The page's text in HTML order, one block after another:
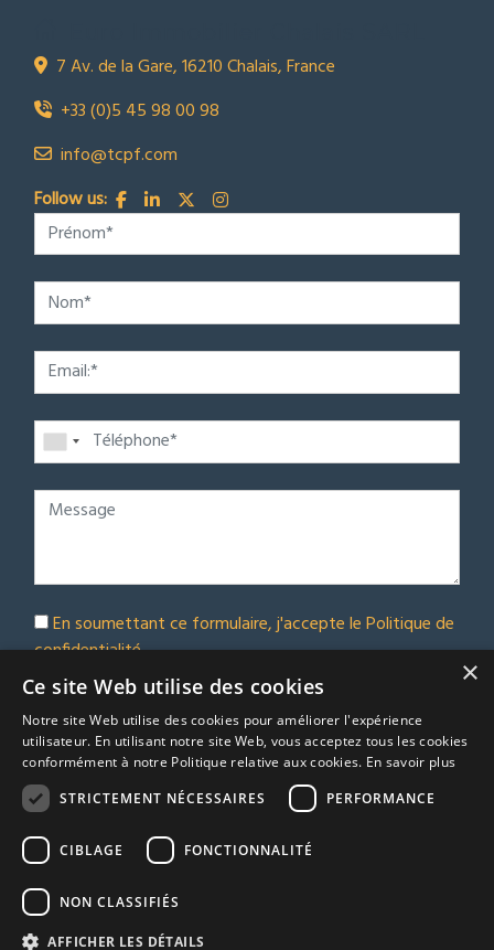
7 Av. de la Gare, 16210 Chalais, France
+33 (0)5 45 98 00 98
info@tcpf.com
Follow us:
En soumettant ce formulaire, j'accepte lePolitique de
confidentialité
Abonnez-vous à notre bulletin d'information
Soumettre
© Euro Immobilier Chalais SARL - 2026
Termes et conditions
×
Ce site Web utilise des cookies
Notre site Web utilise des cookies pour améliorer l'expérience
utilisateur. En utilisant notre site Web, vous acceptez tous les cookies
conformément à notre Politique relative aux cookies. En savoir plus
STRICTEMENT NÉCESSAIRES
PERFORMANCE
CIBLAGE FONCTIONNALITÉ
NON CLASSIFIÉS
AFFICHER LES DÉTAILS